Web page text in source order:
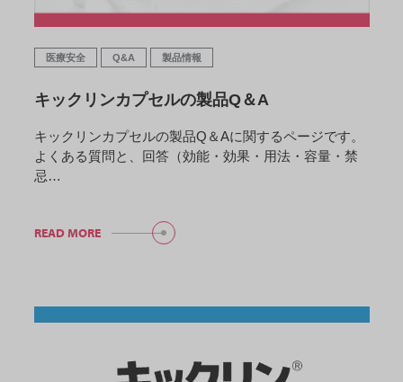
医療安全 Q&A 製品情報
キックリンカプセルの製品Q＆A
キックリンカプセルの製品Q＆Aに関するページです。
よくある質問と、回答（効能・効果・用法・容量・禁
忌…
READ MORE